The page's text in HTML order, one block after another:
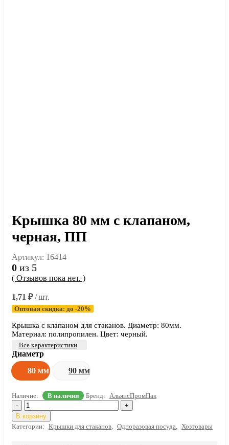
Крышка 80 мм с клапаном,
черная, ПП
Артикул: 16414
0 из 5
( Отзывов пока нет. )
1,71 ₽ / шт.
Оптовая скидка: до -20%
Крышка с клапаном для стаканов. Диаметр: 80мм.
Материал: полипропилен. Цвет: черный.
Все характеристики
Диаметр
80 мм
90 мм
Наличие: В наличии Бренд:
АльянсПромПак
-
+
В корзину
Категории: Крышки для стаканов Одноразовая посуда Хозтовары